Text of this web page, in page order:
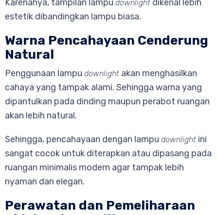
Karenanya, tampilan lampu downlight dikenal lebih
estetik dibandingkan lampu biasa.
Warna Pencahayaan Cenderung
Natural
Penggunaan lampu downlight akan menghasilkan
cahaya yang tampak alami. Sehingga warna yang
dipantulkan pada dinding maupun perabot ruangan
akan lebih natural.
Sehingga, pencahayaan dengan lampu downlight ini
sangat cocok untuk diterapkan atau dipasang pada
ruangan minimalis modern agar tampak lebih
nyaman dan elegan.
Perawatan dan Pemeliharaan